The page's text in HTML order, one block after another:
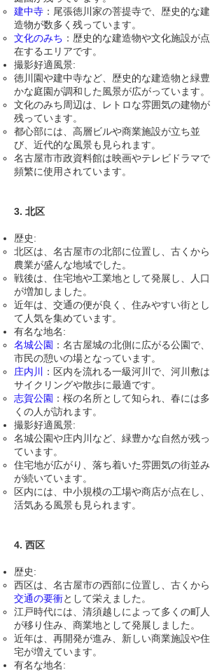
建中寺 ：尾張徳川家の菩提寺で、歴史的な建
造物が数多く残っています。
文化のみち ：歴史的な建造物や文化施設が点
在するエリアです。
撮影好適風景:
徳川園や建中寺など、歴史的な建造物と緑豊
かな庭園が調和した風景が広がっています。
文化のみち周辺は、レトロな雰囲気の建物が
残っています。
都心部には、高層ビルや商業施設が立ち並
び、近代的な 風景も見られます。
名古屋市市政資料館は映画やテレビドラマで
頻繁に使用されています。
3. 北区
歴史:
北区は、名古屋市の北部に位置し、古くから
農業が盛んな地域でした。
戦後は、住宅地や工業地として発展し、人口
が増加しました。
近年は、交通の便が良く、住みやすい街とし
て人気を集めています。
有名な地名:
名城公園 ：名古屋城の北側に広がる公園で、
市民の憩いの場となっています。
庄内川
：区内を流れる一級河川で、河川敷は
サイクリングや散歩に最適です。
志賀公園 ：桜の名所として知られ、春には多
くの人が訪れます。
撮影好適風景:
名城公園や庄内川など、緑豊かな自然が残っ
ています。
住宅地が広がり、落ち着いた雰囲気の街並み
が続いています。
区内には、中小規模の工場や商店が点在し、
活気ある風景も見られます。
4. 西区
歴史:
西区は、名古屋市の西部に位置し、古くから
交通の要衝として栄えました。
江戸時代には、清須越しによって多くの町人
が移り住み、商業地として発展しました。
近年は、再開発が進み、新しい商業施設や住
宅が増えています。
有名な地名: